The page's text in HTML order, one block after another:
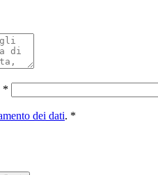
*
dei dati. *